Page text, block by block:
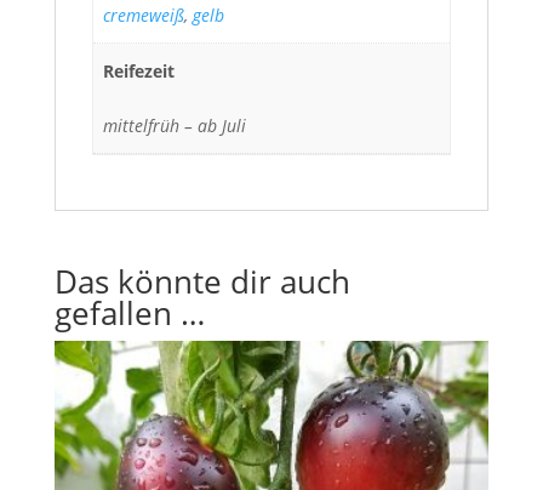
cremeweiß,gelb
Reifezeit
mittelfrüh – ab Juli
Das könnte dir auch
gefallen …